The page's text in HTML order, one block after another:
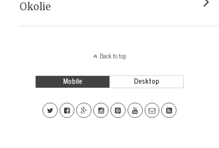
Okolie
Back to top
Mobile Desktop